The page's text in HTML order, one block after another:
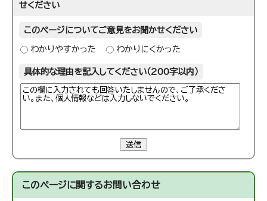
せください
このページについてご意見をお聞かせください
わかりやすかった わかりにくかった
具体的な理由を記入してください（200字以内）
送信
このページに関するお問い合わせ